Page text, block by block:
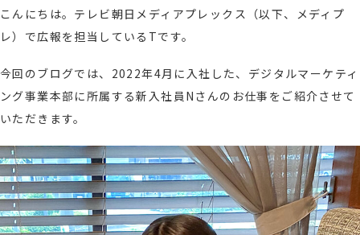
こんにちは。テレビ朝日メディアプレックス（以下、メディプ
レ）で広報を担当しているTです。
今回のブログでは、2022年4月に入社した、デジタルマーケティ
ング事業本部に所属する新入社員Nさんのお仕事をご紹介させて
いただきます。